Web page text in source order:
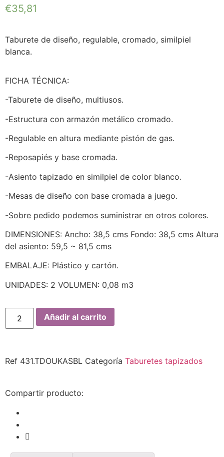
€35,81
Taburete de diseño, regulable, cromado, similpiel
blanca.
FICHA TÉCNICA:
-Taburete de diseño, multiusos.
-Estructura con armazón metálico cromado.
-Regulable en altura mediante pistón de gas.
-Reposapiés y base cromada.
-Asiento tapizado en similpiel de color blanco.
-Mesas de diseño con base cromada a juego.
-Sobre pedido podemos suministrar en otros colores.
DIMENSIONES: Ancho: 38,5 cms Fondo: 38,5 cms Altura
del asiento: 59,5 ~ 81,5 cms
EMBALAJE: Plástico y cartón.
UNIDADES: 2 VOLUMEN: 0,08 m3
Añadir al carrito
Ref 431.TDOUKASBL Categoría Taburetes tapizados
Compartir producto: